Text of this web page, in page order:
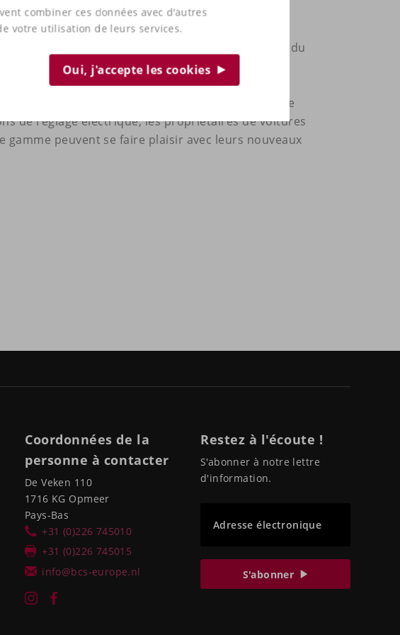
combiner ces données avec d'autres
votre utilisation de leurs services.
Oui, j'accepte les cookies
bras, le RECARO Sport C vous aide à garder le
dans les virages et à profiter pleinement de
de conduite. Et grâce au contour ultra-mince du
RECARO, conçu à la fois pour l'esthétique et le
les passagers arrière bénéficieront d'un espace
pour leurs jambes. Avec toute une gamme
de réglage électrique, les propriétaires de voitures
gamme peuvent se faire plaisir avec leurs nouveaux
Coordonnées de la
personne à contacter
De Veken 110
1716 KG Opmeer
Pays-Bas
+31 (0)226 745010
+31 (0)226 745015
info@bcs-europe.nl
Restez à l'écoute !
S'abonner à notre lettre
d'information.
Adresse électronique
S'abonner